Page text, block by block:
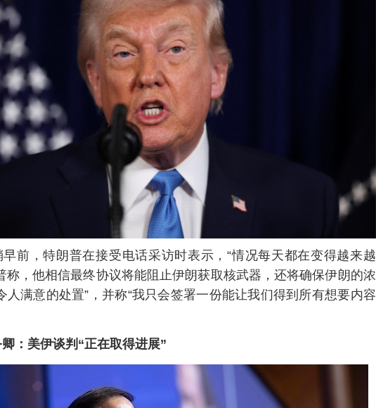
早前，特朗普在接受电话采访时表示，“情况每天都在变得越来越
称，他相信最终协议将能阻止伊朗获取核武器，还将确保伊朗的浓
人满意的处置”，并称“我只会签署一份能让我们得到所有想要内容
：美伊谈判“正在取得进展”